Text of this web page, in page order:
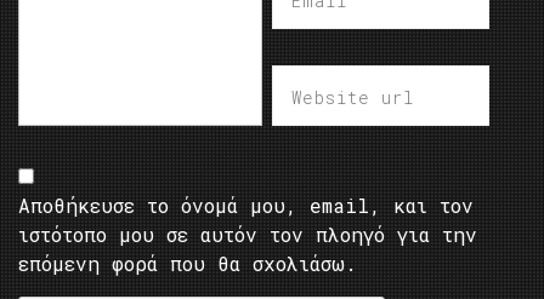
Αποθήκευσε το όνομά μου, email, και τον
ιστότοπο μου σε αυτόν τον πλοηγό για την
επόμενη φορά που θα σχολιάσω.